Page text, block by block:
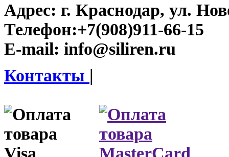
Адрес: г. Краснодар, ул.
Телефон:+7(908)911-66-15
E-mail: info@siliren.ru
Контакты |